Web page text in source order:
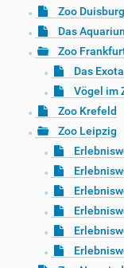
Zoo Duisburg
Das
Zoo
Das
Vögel im
Zoo Krefeld
Zoo Leipzig